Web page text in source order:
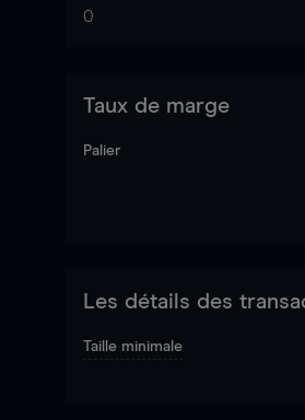
0
Taux de marge
Palier
Les détails des
Taille minimale